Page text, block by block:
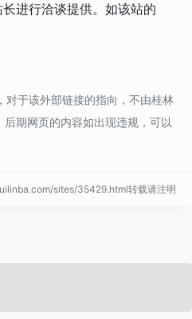
进行洽谈提供。如该站的
对于该外部链接的指向，不由桂林
期网页的内容如出现违规，可以
sites/35429.html转载请注明